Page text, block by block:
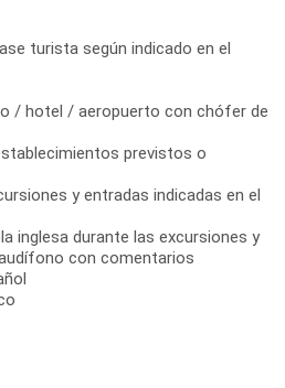
turista según indicado en el
/ hotel / aeropuerto con chófer de
previstos o
y entradas indicadas en el
inglesa durante las excursiones y
con comentarios